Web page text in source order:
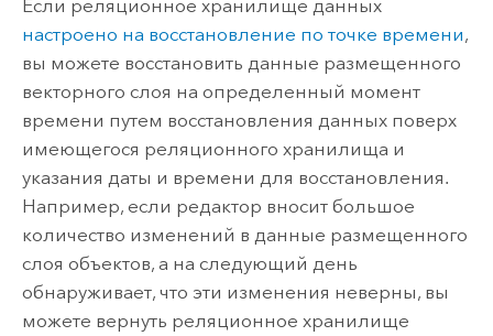
Если реляционное хранилище данных
настроено на восстановление по точке времени,
вы можете восстановить данные размещенного
векторного слоя на определенный момент
времени путем восстановления данных поверх
имеющегося реляционного хранилища и
указания даты и времени для восстановления.
Например, если редактор вносит большое
количество изменений в данные размещенного
слоя объектов, а на следующий день
обнаруживает, что эти изменения неверны, вы
можете вернуть реляционное хранилище